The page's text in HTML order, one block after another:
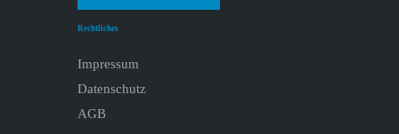
Rechtliches
Impressum
Datenschutz
AGB